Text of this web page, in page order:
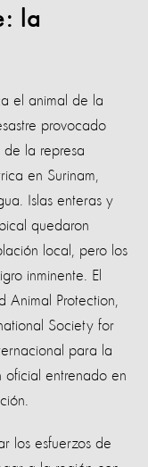
la
el animal de la
provocado
la represa
en Surinam,
Islas enteras y
quedaron
local, pero los
inminente. El
Animal Protection,
Society for
para la
oficial entrenado en
los esfuerzos de